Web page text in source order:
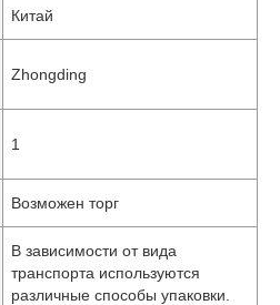
Китай
Zhongding
1
Возможен торг
В зависимости от вида
транспорта используются
различные способы упаковки.